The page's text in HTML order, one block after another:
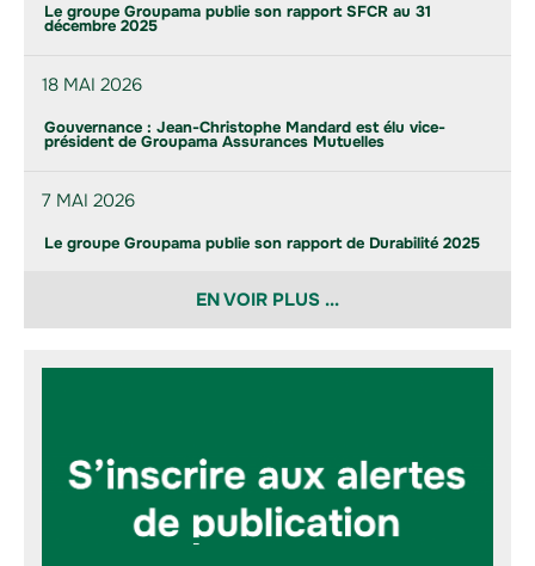
Le groupe Groupama publie son rapport SFCR au 31
décembre 2025
18 MAI 2026
Gouvernance : Jean-Christophe Mandard est élu vice-
président de Groupama Assurances Mutuelles
7 MAI 2026
Le groupe Groupama publie son rapport de Durabilité 2025
EN VOIR PLUS ...